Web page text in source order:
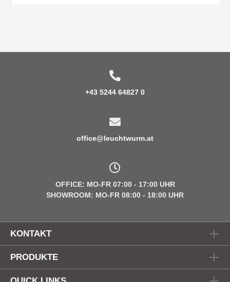
+43 5244 64827 0
office@leuchtwurm.at
OFFICE: MO-FR 07:00 - 17:00 UHR
SHOWROOM: MO-FR 08:00 - 18:00 UHR
KONTAKT
PRODUKTE